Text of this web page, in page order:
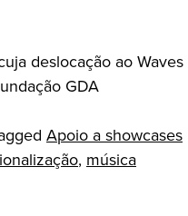
deslocação ao Waves
GDA
Apoio a showcases
, música